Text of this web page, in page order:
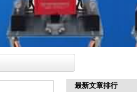
最新文章排行